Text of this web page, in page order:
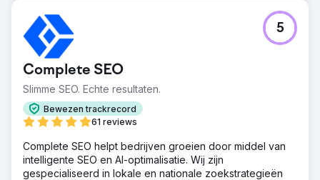
Complete SEO
Slimme SEO. Echte resultaten.
Bewezen trackrecord
61 reviews
5
Complete SEO helpt bedrijven groeien door middel van
intelligente SEO en AI-optimalisatie. Wij zijn
gespecialiseerd in lokale en nationale zoekstrategieën